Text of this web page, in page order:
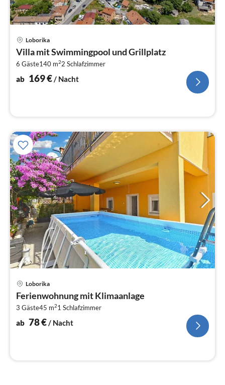
Loborika
Villa mit Swimmingpool und Grillplatz
6 Gäste140 m22 Schlafzimmer
ab 169€ / Nacht
Loborika
Ferienwohnung mit Klimaanlage
3 Gäste45 m21 Schlafzimmer
ab 78€/ Nacht